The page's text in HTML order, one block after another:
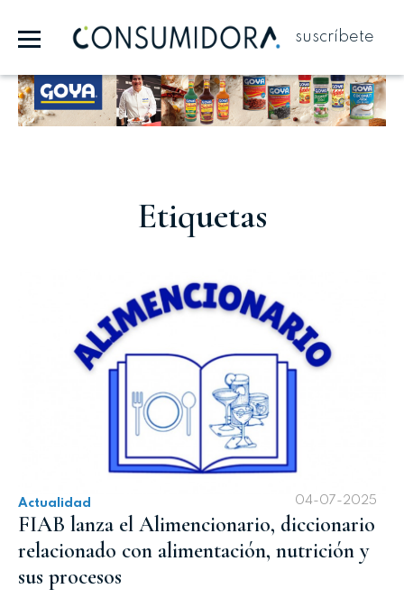
suscríbete
Etiquetas
Actualidad 04-07-2025
FIAB lanza el Alimencionario, diccionario
relacionado con alimentación, nutrición y
sus procesos